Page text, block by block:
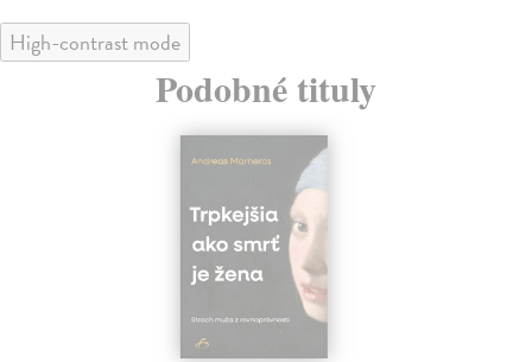
High-contrast mode
Podobné tituly